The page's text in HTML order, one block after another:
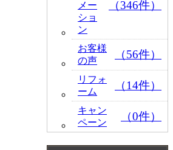
メー
ショ
ン
（346件）
お客様
の声
（56件）
リフォ
ーム
（14件）
キャン
ペーン
（0件）